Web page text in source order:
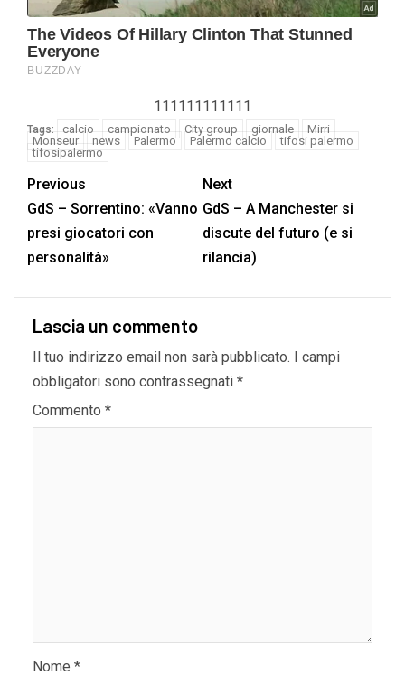
111111111111
Tags: calcio campionato City group giornale
Mirri
Monseur
news Palermo Palermo calcio
tifosi palermo
tifosipalermo
Previous
GdS – Sorrentino: «Vanno
presi giocatori con
personalità»
Next
GdS – A Manchester si
discute del futuro (e si
rilancia)
Lascia un commento
Il tuo indirizzo email non sarà pubblicato. I campi
obbligatori sono contrassegnati *
Commento *
Nome *